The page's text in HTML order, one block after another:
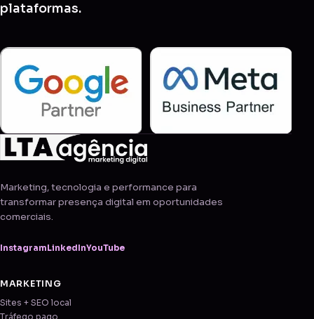
plataformas.
Marketing, tecnologia e performance para
transformar presença digital em oportunidades
comerciais.
Instagram LinkedInYouTube
MARKETING
Sites + SEO local